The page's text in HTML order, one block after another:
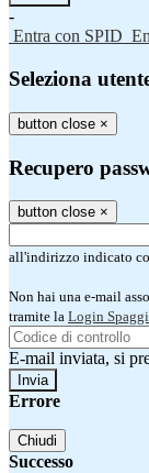
-
Entra con SPID
Seleziona
button close ×
Recupero
button close ×
all'indirizzo indicato
Non hai una e-mail
tramite la Login
E-mail inviata, si
Errore
Chiudi
Successo